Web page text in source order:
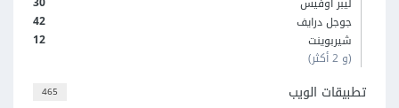
42
جوجل درايف
12
شيربوينت
(و 2 أكثر)
465 تطبيقات الويب